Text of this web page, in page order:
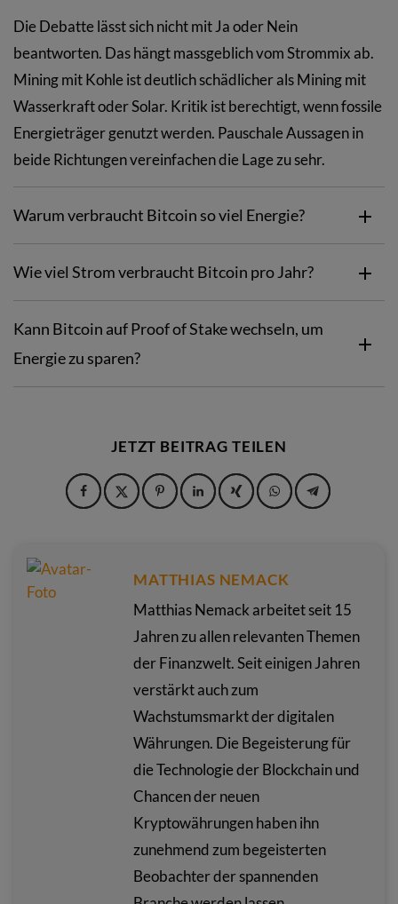
Die Debatte lässt sich nicht mit Ja oder Nein
beantworten. Das hängt massgeblich vom Strommix ab.
Mining mit Kohle ist deutlich schädlicher als Mining mit
Wasserkraft oder Solar. Kritik ist berechtigt, wenn fossile
Energieträger genutzt werden. Pauschale Aussagen in
beide Richtungen vereinfachen die Lage zu sehr.
Warum verbraucht Bitcoin so viel Energie?
Wie viel Strom verbraucht Bitcoin pro Jahr?
Kann Bitcoin auf Proof of Stake wechseln, um
Energie zu sparen?
JETZT BEITRAG TEILEN
MATTHIAS NEMACK
Matthias Nemack arbeitet seit 15
Jahren zu allen relevanten Themen
der Finanzwelt. Seit einigen Jahren
verstärkt auch zum
Wachstumsmarkt der digitalen
Währungen. Die Begeisterung für
die Technologie der Blockchain und
Chancen der neuen
Kryptowährungen haben ihn
zunehmend zum begeisterten
Beobachter der spannenden